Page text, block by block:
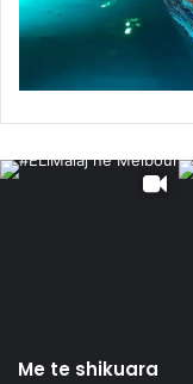
Me te shikuara